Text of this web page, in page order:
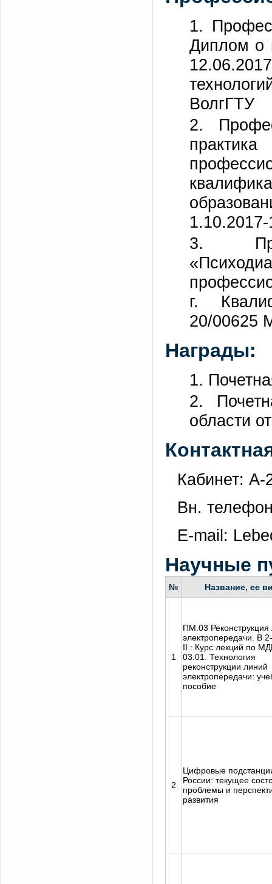
1.
Диплом о
ВолгГТУ
2.
3.
г.
20/00625
Награды:
1.
2.
области
Кабинет: А-
Вн.
E-mail:
Научные
№ Название, ее
1
ПМ.03 Реконструкция
электропередачи. В
II : Курс лекций по
03.01. Технология
реконструкции линий
электропередачи:
пособие
2
Цифровые
России: текущее
проблемы и
развития